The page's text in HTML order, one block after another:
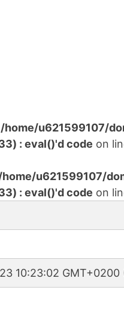
/home/u621599107/
: eval()'d code on
home/u621599107/
: eval()'d code on